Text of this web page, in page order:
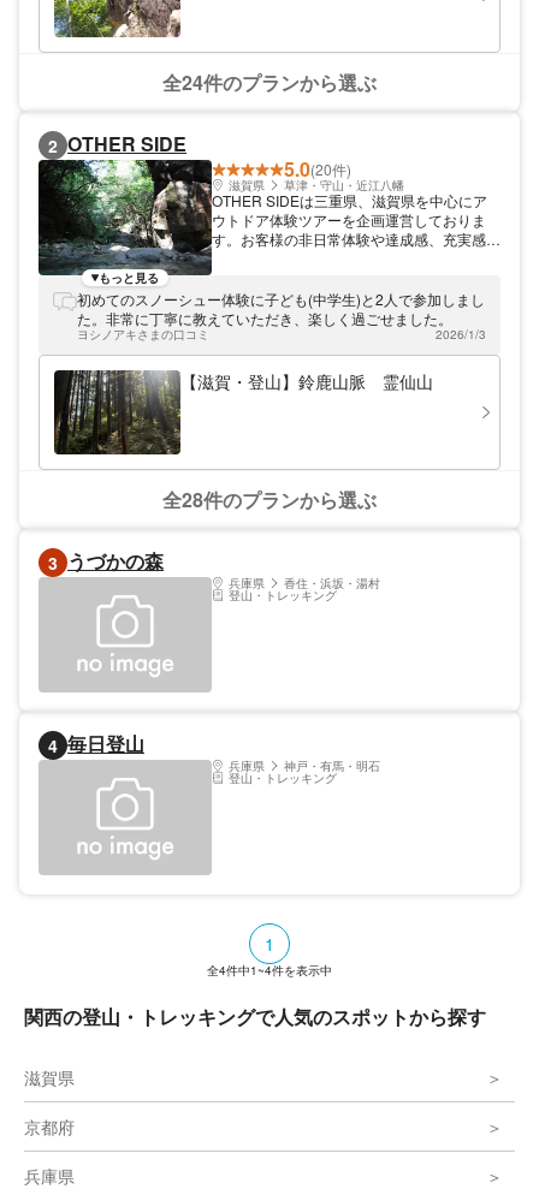
全24件のプランから選ぶ
2 OTHER SIDE
5.0(20件)
滋賀県 草津・守山・近江八幡
OTHER SIDEは三重県、滋賀県を中心にア
ウトドア体験ツアーを企画運営しておりま
す。お客様の非日常体験や達成感、充実感を
もっと見る
初めてのスノーシュー体験に子ども(中学生)と2人で参加しまし
た。非常に丁寧に教えていただき、楽しく過ごせました。
ヨシノアキさまの口コミ 2026/1/3
【滋賀・登山】鈴鹿山脈 霊仙山
全28件のプランから選ぶ
3 うづかの森
兵庫県 香住・浜坂・湯村
登山・トレッキング
4 毎日登山
兵庫県 神戸・有馬・明石
登山・トレッキング
1
全4件中1~4件を表示中
関西の登山・トレッキングで人気のスポットから探す
滋賀県
京都府
兵庫県